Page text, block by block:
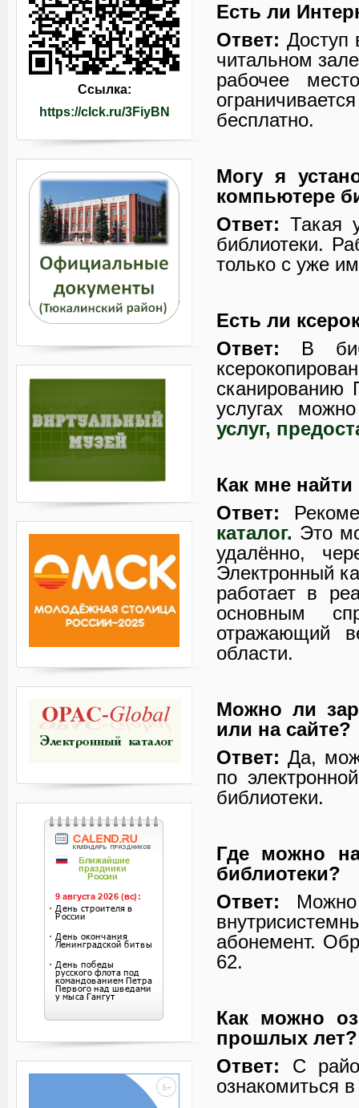
Есть ли
Ответ: Доступ
читальном
рабочее
бесплатно.
Могу я
компьютере
Ответ: Такая
библиотеки.
только с уже
Есть ли
Ответ: В
сканированию
услугах
услуг,
Как мне
Ответ:
каталог. Это
удалённо,
Электронный
работает в
основным
отражающий
области.
Можно ли
или на сайте?
Ответ: Да,
по
библиотеки.
Где можно
библиотеки?
Ответ: Можно
абонемент.
62.
Как можно
прошлых лет?
Ответ: С
ознакомиться
Ссылка:
https://clck.ru/3FiyBN